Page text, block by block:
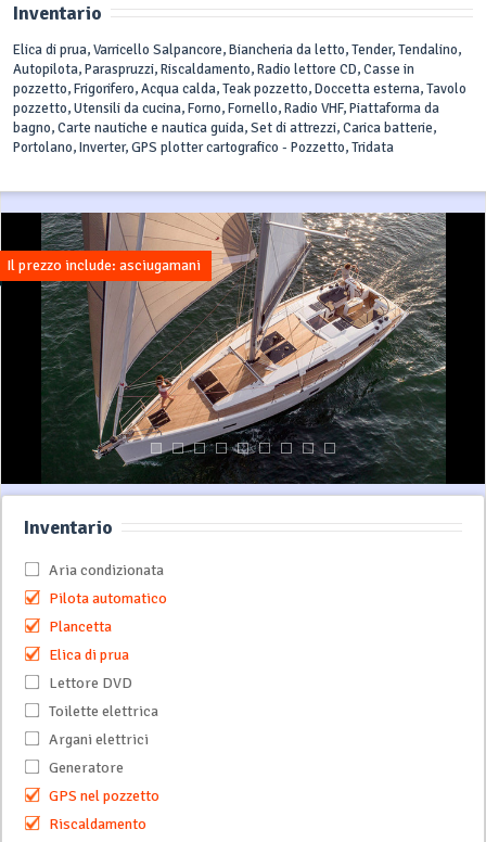
Inventario
Elica di prua, Varricello Salpancore, Biancheria da letto, Tender, Tendalino,
Autopilota, Paraspruzzi, Riscaldamento, Radio lettore CD, Casse in
pozzetto, Frigorifero, Acqua calda, Teak pozzetto, Doccetta esterna, Tavolo
pozzetto, Utensili da cucina, Forno, Fornello, Radio VHF, Piattaforma da
bagno, Carte nautiche e nautica guida, Set di attrezzi, Carica batterie,
Portolano, Inverter, GPS plotter cartografico - Pozzetto, Tridata
Il prezzo include: asciugamani
Inventario
Aria condizionata
Pilota automatico
Plancetta
Elica di prua
Lettore DVD
Toilette elettrica
Argani elettrici
Generatore
GPS nel pozzetto
Riscaldamento